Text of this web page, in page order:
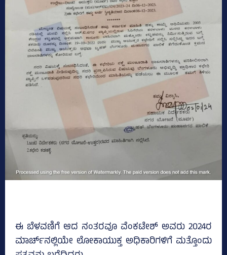
ಈ ಬೆಳವಣಿಗೆ ಆದ ನಂತರವೂ ವೆಂಕಟೇಶ್‌ ಅವರು 2024ರ
ಮಾರ್ಚ್‌ನಲ್ಲಿಯೇ ಲೋಕಾಯುಕ್ತ ಅಧಿಕಾರಿಗಳಿಗೆ ಮತ್ತೊಂದು